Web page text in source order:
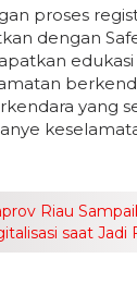
proses
dengan
yang
Riau
saat Jadi